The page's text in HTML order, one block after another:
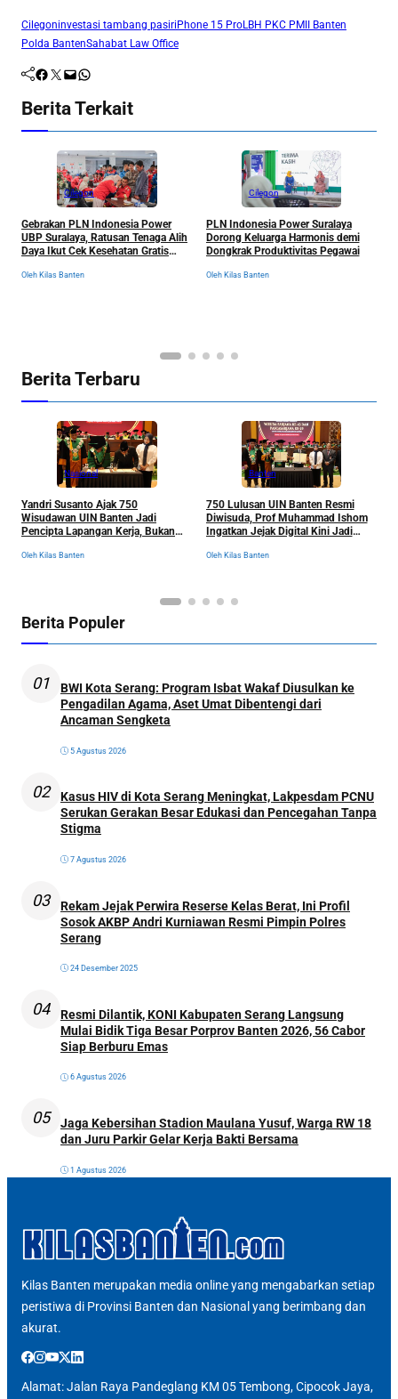
Cilegoninvestasi tambang pasiriPhone 15 ProLBH PKC PMII Banten
Polda BantenSahabat Law Office
Facebook Twitter Mail WhatsApp
Berita Terkait
Cilegon
Gebrakan PLN Indonesia Power
UBP Suralaya, Ratusan Tenaga Alih
Daya Ikut Cek Kesehatan Gratis
Kerja
Oleh Kilas Banten
Cilegon
PLN Indonesia Power Suralaya
Dorong Keluarga Harmonis demi
Dongkrak Produktivitas Pegawai
Oleh Kilas Banten
Berita Terbaru
Nasional
Yandri Susanto Ajak 750
Wisudawan UIN Banten Jadi
Pencipta Lapangan Kerja, Bukan
Oleh Kilas Banten
Banten
750 Lulusan UIN Banten Resmi
Diwisuda, Prof Muhammad Ishom
Ingatkan Jejak Digital Kini Jadi
Oleh Kilas Banten
Berita Populer
01
BWI Kota Serang: Program Isbat Wakaf Diusulkan ke
Pengadilan Agama, Aset Umat Dibentengi dari
Ancaman Sengketa
5 Agustus 2026
02
Kasus HIV di Kota Serang Meningkat, Lakpesdam PCNU
Serukan Gerakan Besar Edukasi dan Pencegahan Tanpa
Stigma
7 Agustus 2026
03
Rekam Jejak Perwira Reserse Kelas Berat, Ini Profil
Sosok AKBP Andri Kurniawan Resmi Pimpin Polres
Serang
24 Desember 2025
04
Resmi Dilantik, KONI Kabupaten Serang Langsung
Mulai Bidik Tiga Besar Porprov Banten 2026, 56 Cabor
Siap Berburu Emas
6 Agustus 2026
05
Jaga Kebersihan Stadion Maulana Yusuf, Warga RW 18
dan Juru Parkir Gelar Kerja Bakti Bersama
1 Agustus 2026
Kilas Banten merupakan media online yang mengabarkan setiap
peristiwa di Provinsi Banten dan Nasional yang berimbang dan
akurat.
Alamat: Jalan Raya Pandeglang KM 05 Tembong, Cipocok Jaya,